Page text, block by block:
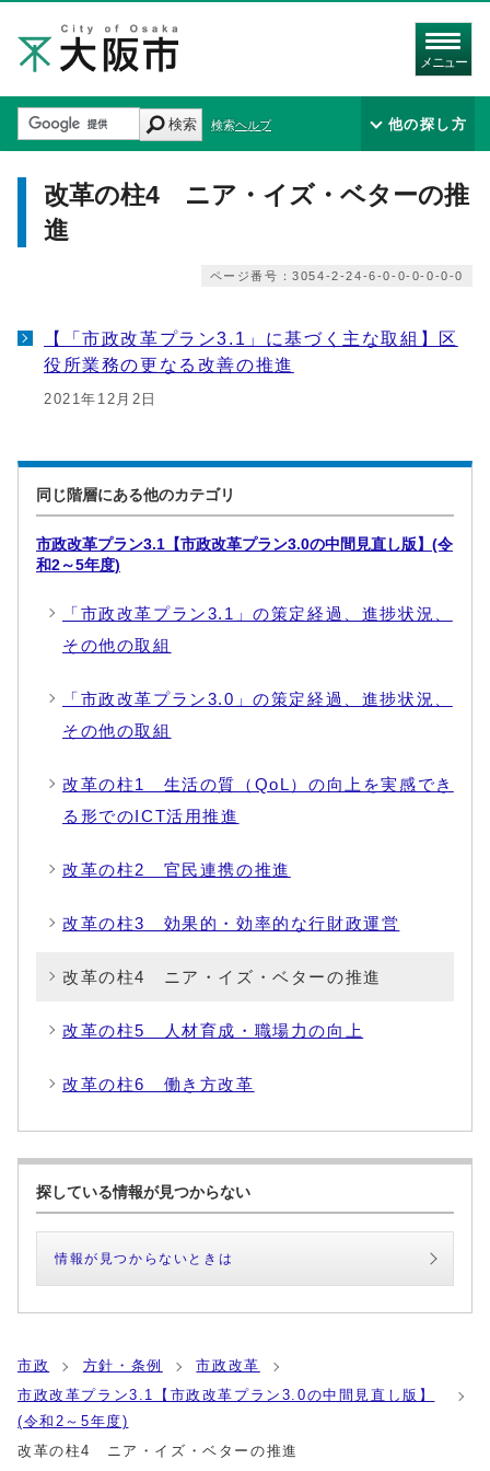
メニュー
検索 検索ヘルプ 他の探し方
改革の柱4 ニア・イズ・ベターの推
進
ページ番号：3054-2-24-6-0-0-0-0-0-0
【「市政改革プラン3.1」に基づく主な取組】区
役所業務の更なる改善の推進
2021年12月2日
同じ階層にある他のカテゴリ
市政改革プラン3.1【市政改革プラン3.0の中間見直し版】(令
和2～5年度)
「市政改革プラン3.1」の策定経過、進捗状況、
その他の取組
「市政改革プラン3.0」の策定経過、進捗状況、
その他の取組
改革の柱1 生活の質（QoL）の向上を実感でき
る形でのICT活用推進
改革の柱2 官民連携の推進
改革の柱3 効果的・効率的な行財政運営
改革の柱4 ニア・イズ・ベターの推進
改革の柱5 人材育成・職場力の向上
改革の柱6 働き方改革
探している情報が見つからない
情報が見つからないときは
市政 方針・条例
市政改革
市政改革プラン3.1【市政改革プラン3.0の中間見直し版】
(令和2～5年度)
改革の柱4 ニア・イズ・ベターの推進